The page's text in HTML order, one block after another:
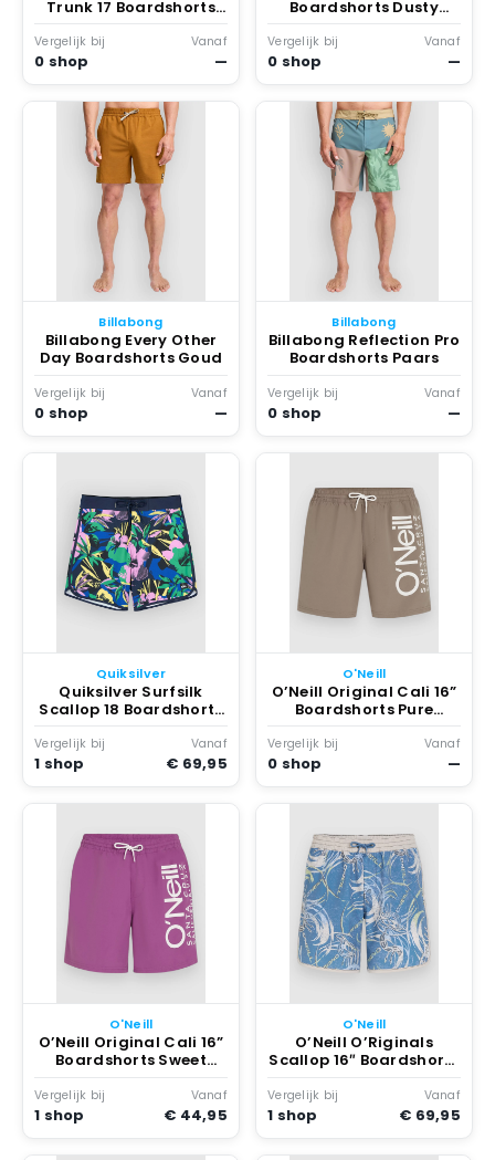
Trunk 17 Boardshorts
Ivy
Vergelijk bij
0 shop
Vanaf
—
Boardshorts Dusty
Grape
Vergelijk bij
0 shop
Vanaf
—
Billabong
Billabong Every Other
Day Boardshorts Goud
Vergelijk bij
0 shop
Vanaf
—
Billabong
Billabong Reflection Pro
Boardshorts Paars
Vergelijk bij
0 shop
Vanaf
—
Quiksilver
Quiksilver Surfsilk
Scallop 18 Boardshorts
Marineblauw
Vergelijk bij
1 shop
Vanaf
€ 69,95
O'Neill
O’Neill Original Cali 16”
Boardshorts Pure
Cashmere
Vergelijk bij
0 shop
Vanaf
—
O'Neill
O’Neill Original Cali 16”
Boardshorts Sweet
Grape
Vergelijk bij
1 shop
Vanaf
€ 44,95
O'Neill
O’Neill O’Riginals
Scallop 16″ Boardshorts
Blauw
Vergelijk bij
1 shop
Vanaf
€ 69,95